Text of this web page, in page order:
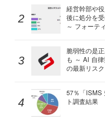
経営幹部や
後に処分を
～ フォーテ
脆弱性の是
も ～ AI 自
の最新リスク
57％「ISMS
ト調査結果